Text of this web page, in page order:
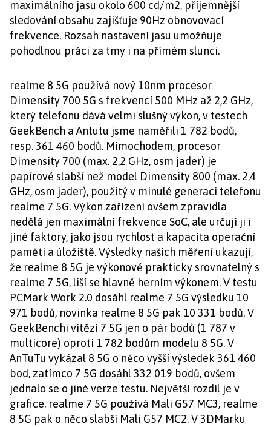
maximálního jasu okolo 600 cd/m2, příjemnější
sledování obsahu zajišťuje 90Hz obnovovací
frekvence. Rozsah nastavení jasu umožňuje
pohodlnou práci za tmy i na přímém slunci.
realme 8 5G používá nový 10nm procesor
Dimensity 700 5G s frekvencí 500 MHz až 2,2 GHz,
který telefonu dává velmi slušný výkon, v testech
GeekBench a Antutu jsme naměřili 1 782 bodů,
resp. 361 460 bodů. Mimochodem, procesor
Dimensity 700 (max. 2,2 GHz, osm jader) je
papírově slabší než model Dimensity 800 (max. 2,4
GHz, osm jader), použitý v minulé generaci telefonu
realme 7 5G. Výkon zařízení ovšem zpravidla
nedělá jen maximální frekvence SoC, ale určují ji i
jiné faktory, jako jsou rychlost a kapacita operační
paměti a úložiště. Výsledky našich měření ukazují,
že realme 8 5G je výkonově prakticky srovnatelný s
realme 7 5G, liší se hlavně herním výkonem. V testu
PCMark Work 2.0 dosáhl realme 7 5G výsledku 10
971 bodů, novinka realme 8 5G pak 10 331 bodů. V
GeekBenchi vítězí 7 5G jen o pár bodů (1 787 v
multicore) oproti 1 782 bodům modelu 8 5G. V
AnTuTu vykázal 8 5G o něco vyšší výsledek 361 460
bod, zatímco 7 5G dosáhl 332 019 bodů, ovšem
jednalo se o jiné verze testu. Největší rozdíl je v
grafice. realme 7 5G používá Mali G57 MC3, realme
8 5G pak o něco slabší Mali G57 MC2. V 3DMarku